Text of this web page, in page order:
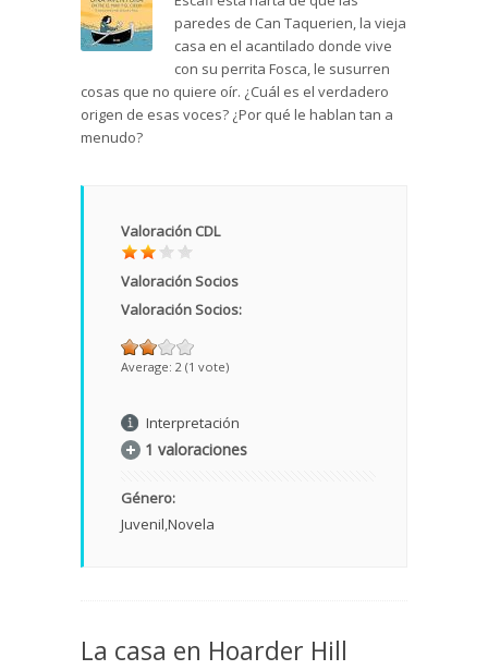
paredes de Can Taquerien, la vieja
casa en el acantilado donde vive
con su perrita Fosca, le susurren
cosas que no quiere oír. ¿Cuál es el verdadero
origen de esas voces? ¿Por qué le hablan tan a
menudo?
Valoración CDL
Valoración Socios
Valoración Socios:
Average: 2 (1 vote)
Interpretación
1 valoraciones
Género:
Juvenil Novela
La casa en Hoarder Hill